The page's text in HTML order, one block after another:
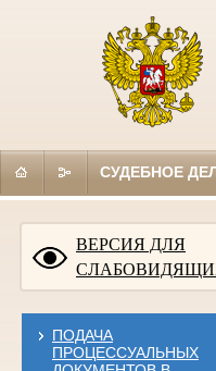
СУДЕБНОЕ
ВЕРСИЯ ДЛЯ
ПОДАЧА
ПРОЦЕССУАЛЬНЫХ